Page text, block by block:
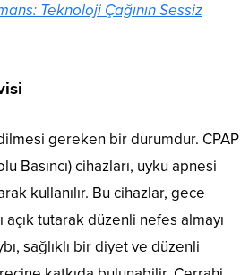
Teknoloji Çağının Sessiz
gereken bir durumdur. CPAP
Basıncı) cihazları, uyku apnesi
kullanılır. Bu cihazlar, gece
açık tutarak düzenli nefes almayı
sağlıklı bir diyet ve düzenli